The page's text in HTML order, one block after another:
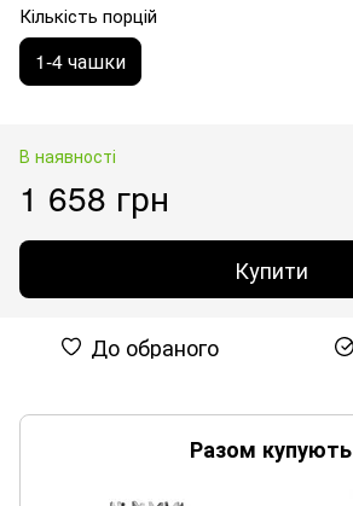
Кількість порцій
1-4 чашки
В наявності
1 658 грн
Купити
До обраного
Разом купують